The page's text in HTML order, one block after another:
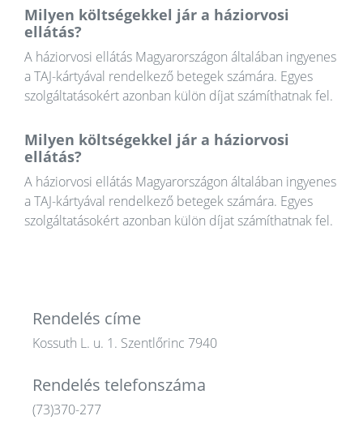
Milyen költségekkel jár a háziorvosi
ellátás?
A háziorvosi ellátás Magyarországon általában ingyenes
a TAJ-kártyával rendelkező betegek számára. Egyes
szolgáltatásokért azonban külön díjat számíthatnak fel.
Milyen költségekkel jár a háziorvosi
ellátás?
A háziorvosi ellátás Magyarországon általában ingyenes
a TAJ-kártyával rendelkező betegek számára. Egyes
szolgáltatásokért azonban külön díjat számíthatnak fel.
Rendelés címe
Kossuth L. u. 1. Szentlőrinc 7940
Rendelés telefonszáma
(73)370-277